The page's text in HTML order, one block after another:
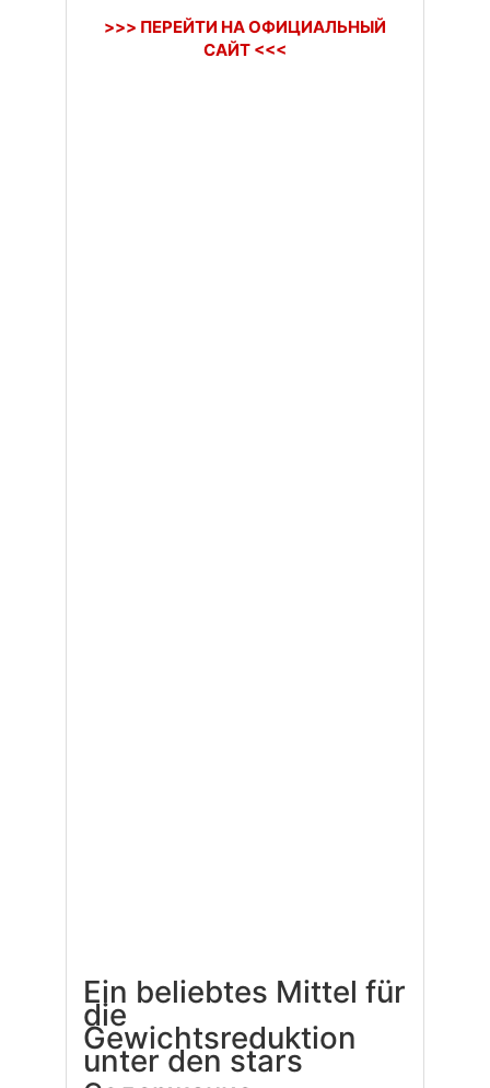
>>> ПЕРЕЙТИ НА ОФИЦИАЛЬНЫЙ
САЙТ <<<
Ein beliebtes Mittel für
die
Gewichtsreduktion
unter den stars